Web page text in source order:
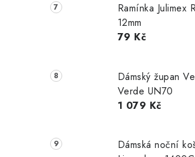
Ramínka Julimex
12mm
79 Kč
Dámský župan
Verde UN70
1 079 Kč
Dámská noční